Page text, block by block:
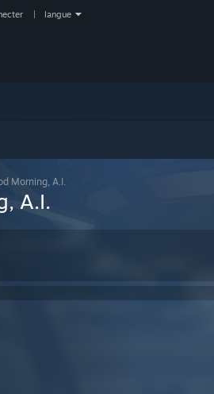
langue
Morning, A.I.
A.I.